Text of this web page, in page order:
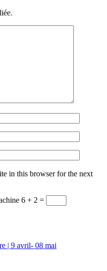
in this browser for the next
6 + 2 =